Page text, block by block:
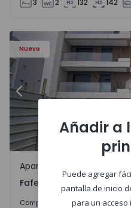
3 2 132 142
Nuevo
Anterior
Fafe, Braga
Apartamento
Fafe, Braga
Comprar 325.800 €
Añadir a
Puede agregar
pantalla de inicio
para un